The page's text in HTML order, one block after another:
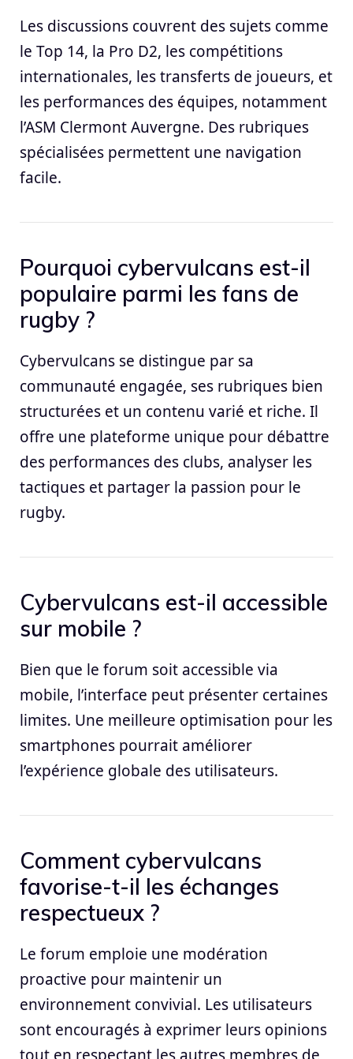
Les discussions couvrent des sujets comme
le Top 14, la Pro D2, les compétitions
internationales, les transferts de joueurs, et
les performances des équipes, notamment
l’ASM Clermont Auvergne. Des rubriques
spécialisées permettent une navigation
facile.
Pourquoi cybervulcans est-il
populaire parmi les fans de
rugby ?
Cybervulcans se distingue par sa
communauté engagée, ses rubriques bien
structurées et un contenu varié et riche. Il
offre une plateforme unique pour débattre
des performances des clubs, analyser les
tactiques et partager la passion pour le
rugby.
Cybervulcans est-il accessible
sur mobile ?
Bien que le forum soit accessible via
mobile, l’interface peut présenter certaines
limites. Une meilleure optimisation pour les
smartphones pourrait améliorer
l’expérience globale des utilisateurs.
Comment cybervulcans
favorise-t-il les échanges
respectueux ?
Le forum emploie une modération
proactive pour maintenir un
environnement convivial. Les utilisateurs
sont encouragés à exprimer leurs opinions